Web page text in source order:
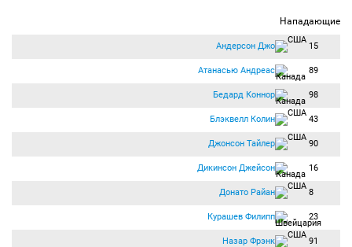
Нападающие
Андерсон Джо 15
Атанасью Андреас 89
Бедард Коннор 98
Блэквелл Колин 43
Джонсон Тайлер 90
Дикинсон Джейсон 16
Донато Райан 8
Курашев Филипп 23
Назар Фрэнк 91